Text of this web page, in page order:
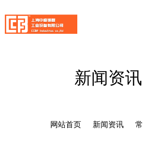
新闻资讯
网站首页 新闻资讯